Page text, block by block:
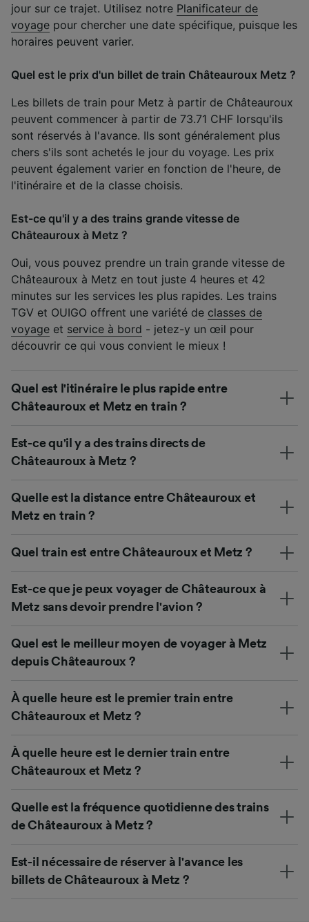
jour sur ce trajet. Utilisez notre Planificateur de
voyage pour chercher une date spécifique, puisque les
horaires peuvent varier.
Quel est le prix d'un billet de train Châteauroux Metz ?
Les billets de train pour Metz à partir de Châteauroux
peuvent commencer à partir de 73.71 CHF lorsqu'ils
sont réservés à l'avance. Ils sont généralement plus
chers s'ils sont achetés le jour du voyage. Les prix
peuvent également varier en fonction de l'heure, de
l'itinéraire et de la classe choisis.
Est-ce qu'il y a des trains grande vitesse de
Châteauroux à Metz ?
Oui, vous pouvez prendre un train grande vitesse de
Châteauroux à Metz en tout juste 4 heures et 42
minutes sur les services les plus rapides. Les trains
TGV et OUIGO offrent une variété de classes de
voyage et service à bord - jetez-y un œil pour
découvrir ce qui vous convient le mieux !
Quel est l'itinéraire le plus rapide entre
Châteauroux et Metz en train ?
Est-ce qu'il y a des trains directs de
Châteauroux à Metz ?
Quelle est la distance entre Châteauroux et
Metz en train ?
Quel train est entre Châteauroux et Metz ?
Est-ce que je peux voyager de Châteauroux à
Metz sans devoir prendre l'avion ?
Quel est le meilleur moyen de voyager à Metz
depuis Châteauroux ?
À quelle heure est le premier train entre
Châteauroux et Metz ?
À quelle heure est le dernier train entre
Châteauroux et Metz ?
Quelle est la fréquence quotidienne des trains
de Châteauroux à Metz ?
Est-il nécessaire de réserver à l'avance les
billets de Châteauroux à Metz ?